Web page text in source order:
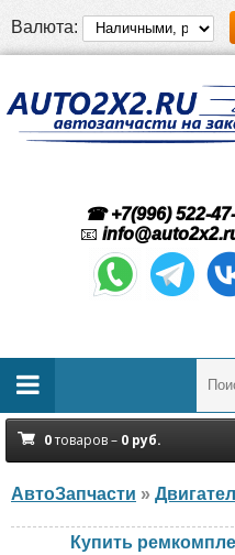
Валюта:
☎ +7(996) 522-
📧
0товаров – 0 руб.
АвтоЗапчасти »
Купить